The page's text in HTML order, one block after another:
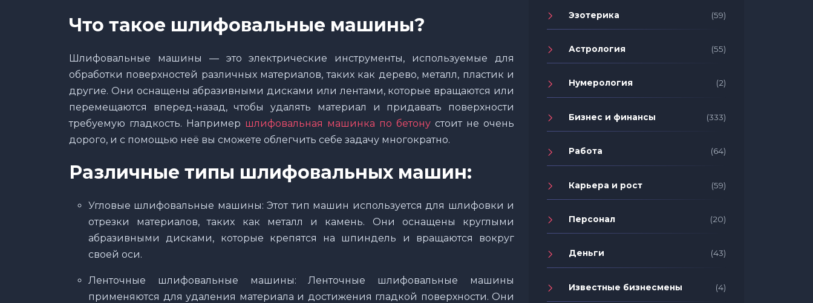
Что такое шлифовальные машины?
Шлифовальные машины — это электрические инструменты, используемые для
обработки поверхностей различных материалов, таких как дерево, металл, пластик и
другие. Они оснащены абразивными дисками или лентами, которые вращаются или
перемещаются вперед-назад, чтобы удалять материал и придавать поверхности
требуемую гладкость. Например шлифовальная машинка по бетону стоит не очень
дорого, и с помощью неё вы сможете облегчить себе задачу многократно.
Различные типы шлифовальных машин:
Угловые шлифовальные машины: Этот тип машин используется для шлифовки и
отрезки материалов, таких как металл и камень. Они оснащены круглыми
абразивными дисками, которые крепятся на шпиндель и вращаются вокруг
своей оси.
Ленточные шлифовальные машины: Ленточные шлифовальные машины
применяются для удаления материала и достижения гладкой поверхности. Они
Эзотерика (59)
Астрология (55)
Нумерология (2)
Бизнес и финансы (333)
Работа (64)
Карьера и рост (59)
Персонал (20)
Деньги (43)
Известные бизнесмены (4)